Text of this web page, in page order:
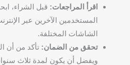
اقرأ المراجعات: قبل الشراء،
المستخدمين الآخرين عبر
الشاشات المختلفة.
تحقق من الضمان: تأكد من أن
ويفضل أن يكون لمدة ثلاث